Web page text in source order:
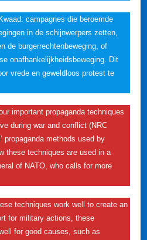
campagnes die beroemde
in de schijnwerpers zetten,
de burgerrechtenbeweging, of
onafhankelijkheidsbeweging. Dit
vrede en geweldloos protest te
important propaganda techniques
during war and conflict (NRC
propaganda methods used by
these techniques are used in a
of NATO, who calls for more
techniques work well to create an
for military actions, these
for good causes, such as